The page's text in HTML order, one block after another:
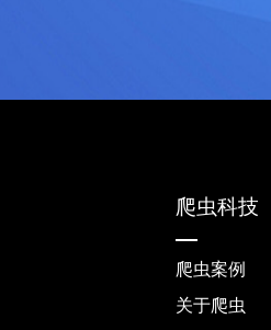
爬虫科技
爬虫案例
关于爬虫